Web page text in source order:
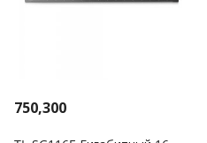
750,300